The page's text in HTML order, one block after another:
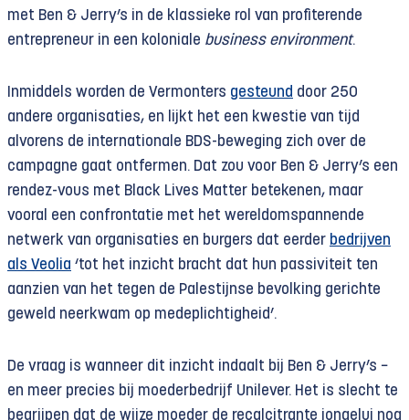
met Ben & Jerry’s in de klassieke rol van profiterende
entrepreneur in een koloniale business environment.
Inmiddels worden de Vermonters gesteund door 250
andere organisaties, en lijkt het een kwestie van tijd
alvorens de internationale BDS-beweging zich over de
campagne gaat ontfermen. Dat zou voor Ben & Jerry’s een
rendez-vous met Black Lives Matter betekenen, maar
vooral een confrontatie met het wereldomspannende
netwerk van organisaties en burgers dat eerder bedrijven
als Veolia ‘tot het inzicht bracht dat hun passiviteit ten
aanzien van het tegen de Palestijnse bevolking gerichte
geweld neerkwam op medeplichtigheid’.
De vraag is wanneer dit inzicht indaalt bij Ben & Jerry’s −
en meer precies bij moederbedrijf Unilever. Het is slecht te
begrijpen dat de wijze moeder de recalcitrante jongelui nog